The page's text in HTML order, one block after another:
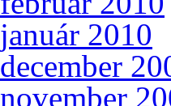
január 2010
december
november